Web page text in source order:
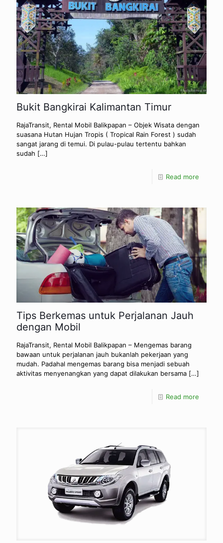
Bukit Bangkirai Kalimantan Timur
RajaTransit, Rental Mobil Balikpapan – Objek Wisata dengan
suasana Hutan Hujan Tropis ( Tropical Rain Forest ) sudah
sangat jarang di temui. Di pulau-pulau tertentu bahkan
sudah […]
Read more
Tips Berkemas untuk Perjalanan Jauh
dengan Mobil
RajaTransit, Rental Mobil Balikpapan – Mengemas barang
bawaan untuk perjalanan jauh bukanlah pekerjaan yang
mudah. Padahal mengemas barang bisa menjadi sebuah
aktivitas menyenangkan yang dapat dilakukan bersama […]
Read more